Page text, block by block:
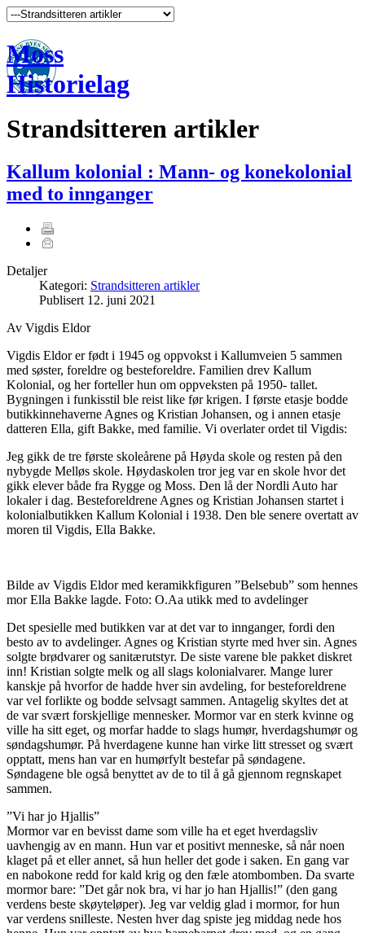
Moss
Historielag
Strandsitteren artikler
Kallum kolonial : Mann- og konekolonial
med to innganger
Detaljer
Kategori: Strandsitteren artikler
Publisert 12. juni 2021
Av Vigdis Eldor
Vigdis Eldor er født i 1945 og oppvokst i Kallumveien 5 sammen
med søster, foreldre og besteforeldre. Familien drev Kallum
Kolonial, og her forteller hun om oppveksten på 1950- tallet.
Bygningen i funkisstil ble reist like før krigen. I første etasje bodde
butikkinnehaverne Agnes og Kristian Johansen, og i annen etasje
datteren Ella, gift Bakke, med familie. Vi overlater ordet til Vigdis:
Jeg gikk de tre første skoleårene på Høyda skole og resten på den
nybygde Melløs skole. Høydaskolen tror jeg var en skole hvor det
gikk elever både fra Rygge og Moss. Den lå der Nordli Auto har
lokaler i dag. Besteforeldrene Agnes og Kristian Johansen startet i
kolonialbutikken Kallum Kolonial i 1938. Den ble senere overtatt av
moren til Vigdis, Ella Bakke.
Bilde av Vigdis Eldor med keramikkfiguren ”Belsebub” som hennes
mor Ella Bakke lagde. Foto: O.Aa utikk med to avdelinger
Det spesielle med butikken var at det var to innganger, fordi den
besto av to avdelinger. Agnes og Kristian styrte med hver sin. Agnes
solgte brødvarer og sanitærutstyr. De siste varene ble pakket diskret
inn! Kristian solgte melk og all slags kolonialvarer. Mange lurer
kanskje på hvorfor de hadde hver sin avdeling, for besteforeldrene
var vel forlikte og bodde selvsagt sammen. Antagelig skyltes det at
de var svært forskjellige mennesker. Mormor var en sterk kvinne og
ville ha sitt eget, og morfar hadde to slags humør, hverdagshumør og
søndagshumør. På hverdagene kunne han virke litt stresset og svært
opptatt, mens han var en humørfylt bestefar på søndagene.
Søndagene ble også benyttet av de to til å gå gjennom regnskapet
sammen.
”Vi har jo Hjallis”
Mormor var en bevisst dame som ville ha et eget hverdagsliv
uavhengig av en mann. Hun var et positivt menneske, så når noen
klaget på et eller annet, så hun heller det gode i saken. En gang var
en nabokone redd for kald krig og den fæle atombomben. Da svarte
mormor bare: ”Det går nok bra, vi har jo han Hjallis!” (den gang
verdens beste skøyteløper). Jeg var veldig glad i mormor, for hun
var verdens snilleste. Nesten hver dag spiste jeg middag nede hos